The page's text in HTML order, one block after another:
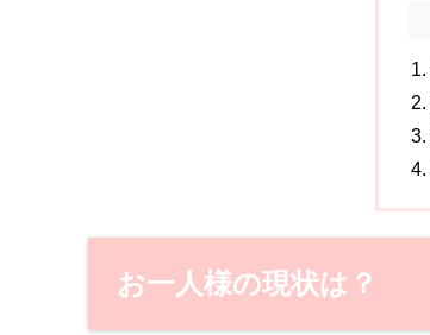
お一人様の現状は？